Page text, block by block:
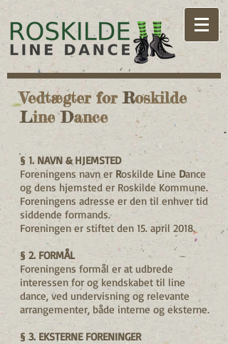
Vedtægter for Roskilde
LineDance
§ 1. NAVN & HJEMSTED
Foreningens navn er Roskilde Line Dance
og dens hjemsted er Roskilde Kommune.
Foreningens adresse er den til enhver tid
siddende formands.
Foreningen er stiftet den 15. april 2018.
§ 2. FORMÅL
Foreningens formål er at udbrede
interessen for og kendskabet til line
dance, ved undervisning og relevante
arrangementer, både interne og eksterne.
§ 3. EKSTERNE FORENINGER